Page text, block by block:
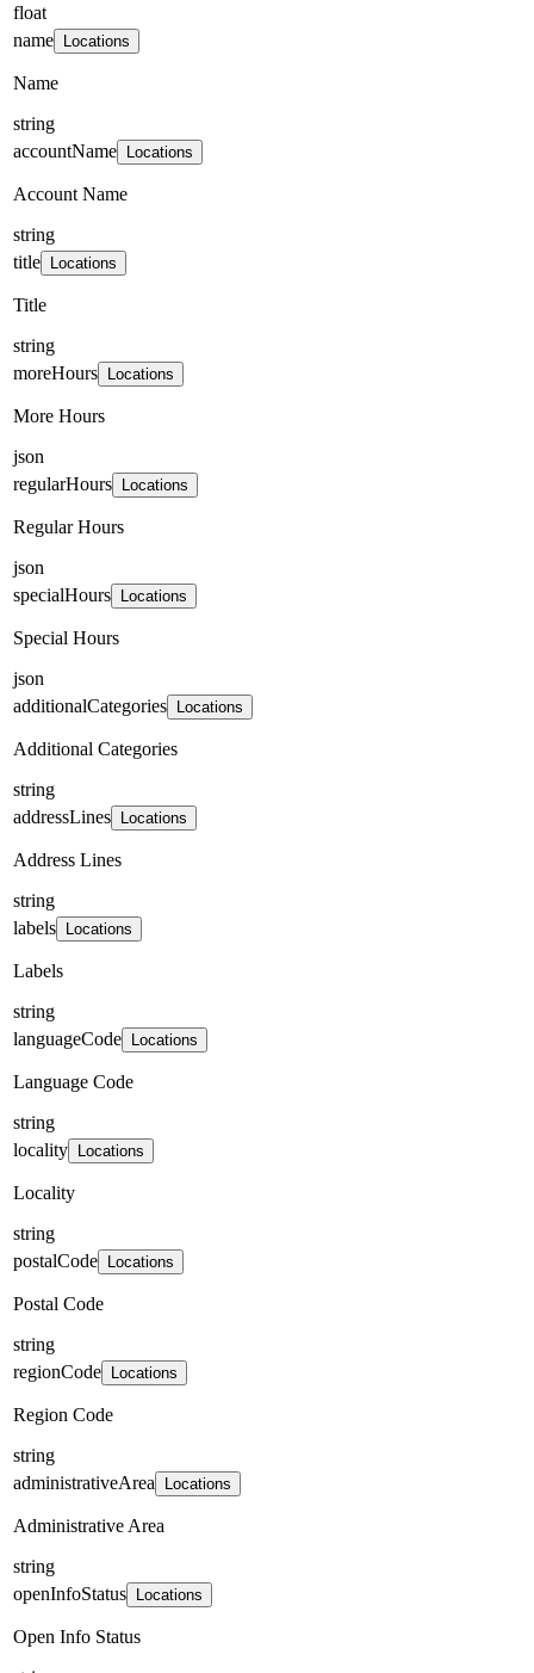
float
name
Locations
Name
string
accountName
Locations
Account Name
string
title
Locations
Title
string
moreHours
Locations
More Hours
json
regularHours
Locations
Regular Hours
json
specialHours
Locations
Special Hours
json
additionalCategories
Locations
Additional Categories
string
addressLines
Locations
Address Lines
string
labels
Locations
Labels
string
languageCode
Locations
Language Code
string
locality
Locations
Locality
string
postalCode
Locations
Postal Code
string
regionCode
Locations
Region Code
string
administrativeArea
Locations
Administrative Area
string
openInfoStatus
Locations
Open Info Status